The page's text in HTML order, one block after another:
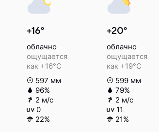
+16°
облачно
ощущается
как +16°C
597 мм
96%
2 м/с
0
22%
+20°
облачно
ощущается
как +19°C
599 мм
79%
2 м/с
11
21%